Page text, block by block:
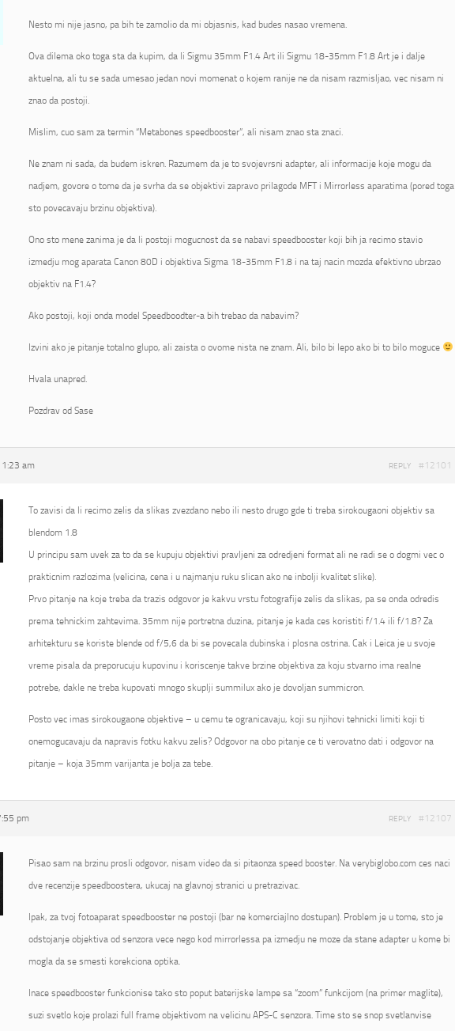
Nesto mi nije jasno, pa bih te zamolio da mi objasnis, kad budes nasao vremena.
Ova dilema oko toga sta da kupim, da li Sigmu 35mm F1.4 Art ili Sigmu 18-35mm F1.8 Art je i dalje
aktuelna, ali tu se sada umesao jedan novi momenat o kojem ranije ne da nisam razmisljao, vec nisam ni
znao da postoji.
Mislim, cuo sam za termin “Metabones speedbooster”, ali nisam znao sta znaci.
Ne znam ni sada, da budem iskren. Razumem da je to svojevrsni adapter, ali informacije koje mogu da
nadjem, govore o tome da je svrha da se objektivi zapravo prilagode MFT i Mirrorless aparatima (pored toga
sto povecavaju brzinu objektiva).
Ono sto mene zanima je da li postoji mogucnost da se nabavi speedbooster koji bih ja recimo stavio
izmedju mog aparata Canon 80D i objektiva Sigma 18-35mm F1.8 i na taj nacin mozda efektivno ubrzao
objektiv na F1.4?
Ako postoji, koji onda model Speedboodter-a bih trebao da nabavim?
Izvini ako je pitanje totalno glupo, ali zaista o ovome nista ne znam. Ali, bilo bi lepo ako bi to bilo moguce
Hvala unapred.
Pozdrav od Sase
am #12101
REPLY
To zavisi da li recimo zelis da slikas zvezdano nebo ili nesto drugo gde ti treba sirokougaoni objektiv sa
blendom 1.8
U principu sam uvek za to da se kupuju objektivi pravljeni za odredjeni format ali ne radi se o dogmi vec o
prakticnim razlozima (velicina, cena i u najmanju ruku slican ako ne inbolji kvalitet slike).
Prvo pitanje na koje treba da trazis odgovor je kakvu vrstu fotografije zelis da slikas, pa se onda odredis
prema tehnickim zahtevima. 35mm nije portretna duzina, pitanje je kada ces koristiti f/1.4 ili f/1.8? Za
arhitekturu se koriste blende od f/5,6 da bi se povecala dubinska i plosna ostrina. Cak i Leica je u svoje
vreme pisala da preporucuju kupovinu i koriscenje takve brzine objektiva za koju stvarno ima realne
potrebe, dakle ne treba kupovati mnogo skuplji summilux ako je dovoljan summicron.
Posto vec imas sirokougaone objektive – u cemu te ogranicavaju, koji su njihovi tehnicki limiti koji ti
onemogucavaju da napravis fotku kakvu zelis? Odgovor na obo pitanje ce ti verovatno dati i odgovor na
pitanje – koja 35mm varijanta je bolja za tebe.
pm #12107
REPLY
Pisao sam na brzinu prosli odgovor, nisam video da si pitaonza speed booster. Na verybiglobo.com ces naci
dve recenzije speedboostera, ukucaj na glavnoj stranici u pretrazivac.
Ipak, za tvoj fotoaparat speedbooster ne postoji (bar ne komerciajlno dostupan). Problem je u tome, sto je
odstojanje objektiva od senzora vece nego kod mirrorlessa pa izmedju ne moze da stane adapter u kome bi
mogla da se smesti korekciona optika.
Inace speedbooster funkcionise tako sto poput baterijske lampe sa “zoom” funkcijom (na primer maglite),
suzi svetlo koje prolazi full frame objektivom na velicinu APS-C senzora. Time sto se snop svetlanvise